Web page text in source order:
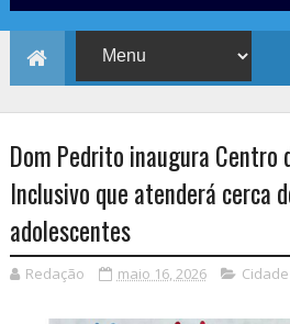
Dom Pedrito inaugura Centro
Inclusivo que atenderá cerca
adolescentes
Redação maio 16, 2026 Cidade